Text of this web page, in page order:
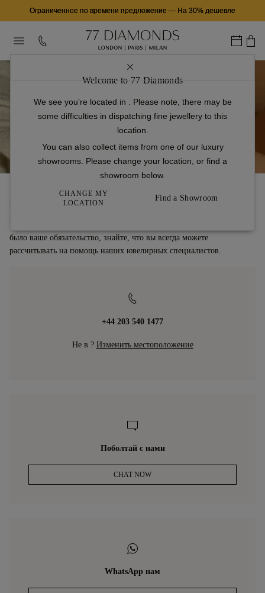
Ограниченное по времени предложение — На 30% дешевле
Welcome to 77 Diamonds
We see you’re located in
. Please note, there may be
some difficulties in dispatching fine jewellery to this
location.
You can also collect items from one of our luxury
showrooms. Please change your location, or find a
showroom below.
CHANGE MY
LOCATION
Find a Showroom
Обслуживание клиентов
Свяжитесь с нами
Каким бы маленьким ни был ваш вопрос, каким бы большим ни
было ваше обязательство, знайте, что вы всегда можете
рассчитывать на помощь наших ювелирных специалистов.
⁦+44 203 540 1477⁩
Не в ? Изменить местоположение
Поболтай с нами
CHAT NOW
WhatsApp нам